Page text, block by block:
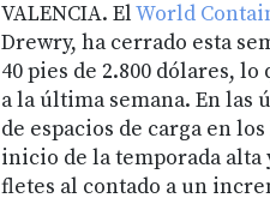
VALENCIA. ElWorld
Drewry, ha cerrado esta
40 pies de 2.800 dólares,
a la última semana. En las
de espacios de carga en
inicio de la temporada alta
fletes al contado a un